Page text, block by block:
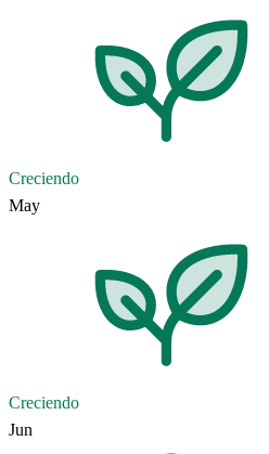
Creciendo
May
Creciendo
Jun